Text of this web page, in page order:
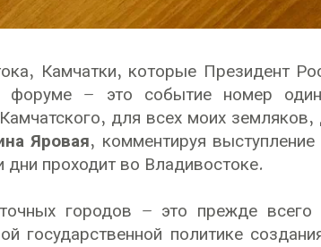
Камчатки, которые Президент
форуме – это событие номер
для всех моих
Яровая, комментируя
проходит во Владивостоке.
городов – это прежде всего
государственной политике